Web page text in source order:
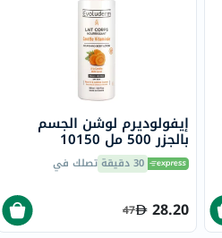
إيفولوديرم لوشن الجسم
بالجزر 500 مل 10150
30 دقيقة تصلك في
28.20
47